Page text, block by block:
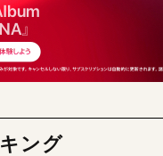
ング